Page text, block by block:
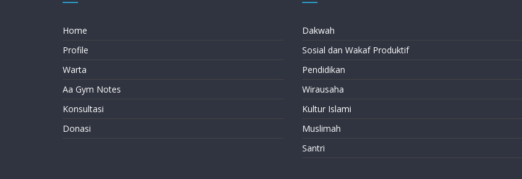
Home
Profile
Warta
Aa Gym Notes
Konsultasi
Donasi
Dakwah
Sosial dan Wakaf Produktif
Pendidikan
Wirausaha
Kultur Islami
Muslimah
Santri